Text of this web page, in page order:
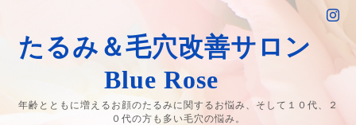
たるみ＆毛穴改善サロン
Blue Rose
年齢とともに増えるお顔のたるみに関するお悩み、そして１０代、２
０代の方も多い毛穴の悩み。